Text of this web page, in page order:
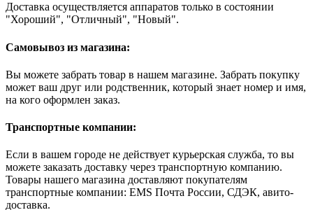
Доставка осуществляется аппаратов только в состоянии
"Хороший", "Отличный", "Новый".
Самовывоз из магазина:
Вы можете забрать товар в нашем магазине. Забрать покупку
может ваш друг или родственник, который знает номер и имя,
на кого оформлен заказ.
Транспортные компании:
Если в вашем городе не действует курьерская служба, то вы
можете заказать доставку через транспортную компанию.
Товары нашего магазина доставляют покупателям
транспортные компании: EMS Почта России, СДЭК, авито-
доставка.